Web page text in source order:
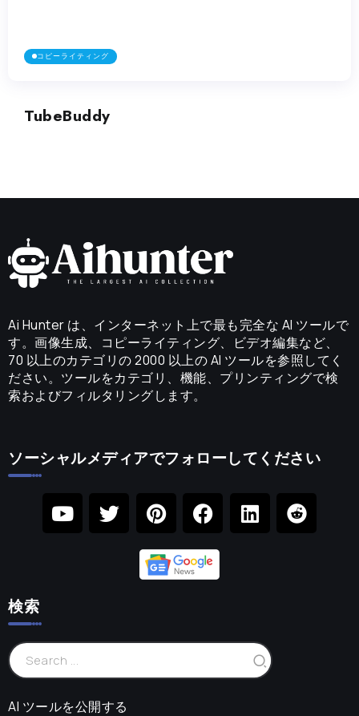
Ai Hunter は、インターネット上で最も完全な AI ツールで
す。画像生成、コピーライティング、ビデオ編集など、
70 以上のカテゴリの 2000 以上の AI ツールを参照してく
ださい。ツールをカテゴリ、機能、プリンティングで検
索およびフィルタリングします。
ソーシャルメディアでフォローしてください
検索
AI ツールを公開する